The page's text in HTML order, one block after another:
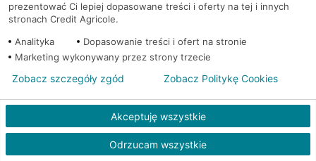
Sosnowiec, Gospodarcza 23
Sosnowiec, Hallera 16
Sosnowiec, Kombajnistów 1F
Sosnowiec, Konstytucji 3-go Maja 3
Sosnowiec, Kościelna 16
prezentować Ci lepiej dopasowane treści i oferty na tej i innych
stronach Credit Agricole.
Analityka
Dopasowanie treści i ofert na stronie
Marketing wykonywany przez strony trzecie
Akceptuję wszystkie
Odrzucam wszystkie
Zobacz szczegóły zgód Zobacz Politykę Cookies